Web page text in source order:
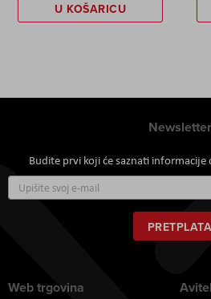
U KOŠARICU
Newsletter
Budite prvi koji će saznati
se
za
naš
PRETPLATA
Web trgovina